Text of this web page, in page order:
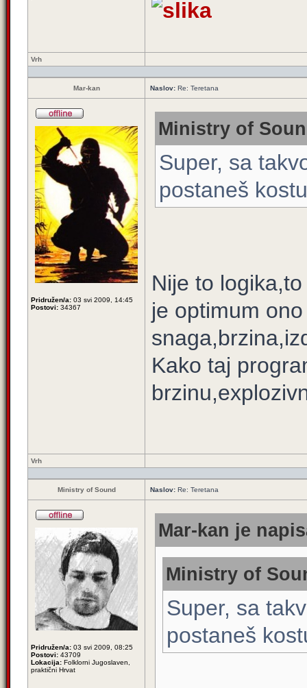
Vrh
Mar-kan Naslov: Re: Teretana
Pridružen/a: 03 svi 2009, 14:45
Postovi: 34367
Ministry of
Super, sa
postaneš
Nije to
je optimum
Kako taj
Vrh
Ministry of Sound Naslov: Re: Teretana
Pridružen/a: 03 svi 2009, 08:25
Postovi: 43709
Lokacija: Folklorni Jugoslaven,
praktični Hrvat
Mar-kan je
Ministry of
Super, sa
postaneš